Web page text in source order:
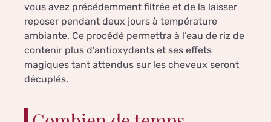
vous avez précédemment filtrée et de la laisser
reposer pendant deux jours à température
ambiante. Ce procédé permettra à l’eau de riz de
contenir plus d’antioxydants et ses effets
magiques tant attendus sur les cheveux seront
décuplés.